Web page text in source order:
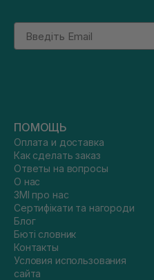
Email
ПОМОЩЬ
Оплата и доставка
Как сделать заказ
Ответы на вопросы
О нас
ЗМІ про нас
Сертифікати та нагороди
Блог
Бюті словник
Контакты
Условия использования
сайта